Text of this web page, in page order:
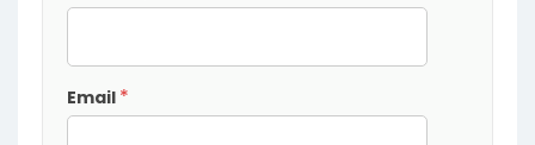
Email *